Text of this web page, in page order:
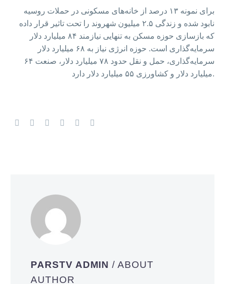
برای نمونه ۱۳ درصد از خانه‌های مسکونی در حملات روسیه
نابود شده و زندگی ۲.۵ میلیون شهروند را تحت تاثیر قرار داده
که بازسازی حوزه مسکن به تنهایی نیازمند ۸۴ میلیارد دلار
سرمایه‌گذاری است. حوزه انرژی نیاز به ۶۸ میلیارد دلار
سرمایه‌گذاری، حمل و نقل حدود ۷۸ میلیارد دلار، صنعت ۶۴
میلیارد دلار و کشاورزی ۵۵ میلیارد دلار دارد.
PARSTV ADMIN/ ABOUT
AUTHOR